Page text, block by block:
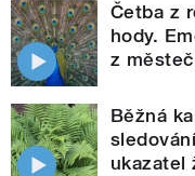
Četba z
hody.
z
Běžná
ukazatel